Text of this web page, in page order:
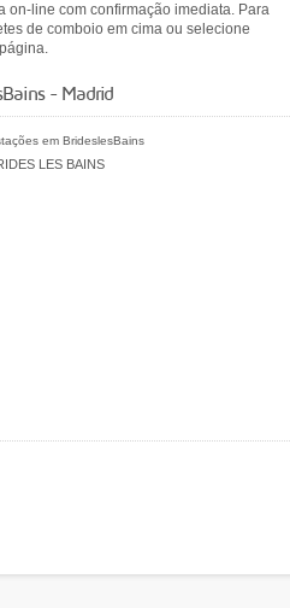
on-line com confirmação imediata. Para
de comboio em cima ou selecione
- Madrid
em BrideslesBains
LES BAINS